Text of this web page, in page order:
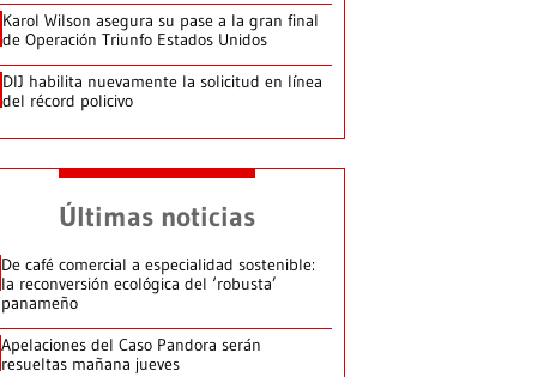
Karol Wilson asegura su pase a la gran final
de Operación Triunfo Estados Unidos
DIJ habilita nuevamente la solicitud en línea
del récord policivo
Últimas noticias
De café comercial a especialidad sostenible:
la reconversión ecológica del ‘robusta’
panameño
Apelaciones del Caso Pandora serán
resueltas mañana jueves